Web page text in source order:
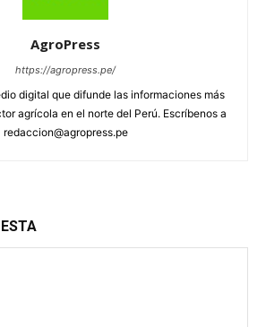
AgroPress
https://agropress.pe/
digital que difunde las informaciones más
agrícola en el norte del Perú. Escríbenos a
redaccion@agropress.pe